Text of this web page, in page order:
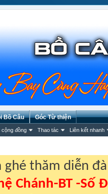
cộng đồng Thao tác Liên kết nhanh
Bồ Câu Góc Từ thiện
ghé thăm diễn
Chánh-BT -Số